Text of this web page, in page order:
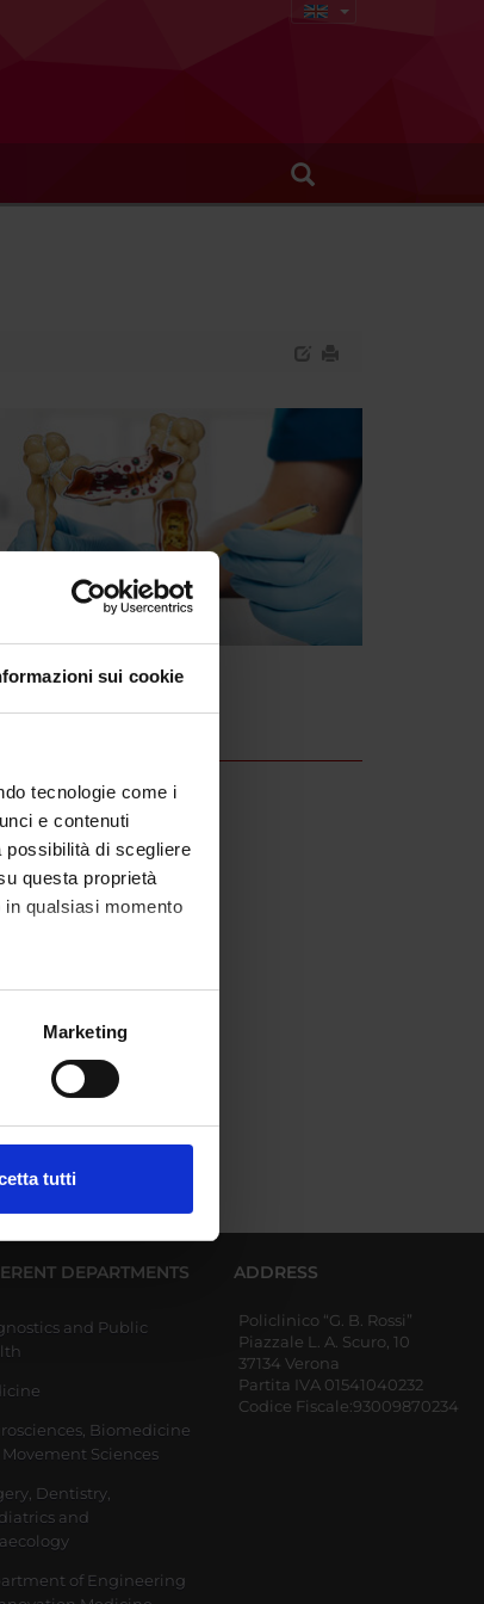
sui cookie
tecnologie come i
e contenuti
possibilità di scegliere
questa proprietà
qualsiasi momento
Marketing
tutti
DEPARTMENTS
and Public
Biomedicine
Sciences
Dentistry,
and
of Engineering
ADDRESS
Policlinico “G. B. Rossi”
Piazzale L. A. Scuro, 10
37134 Verona
Partita IVA 01541040232
Codice Fiscale:93009870234